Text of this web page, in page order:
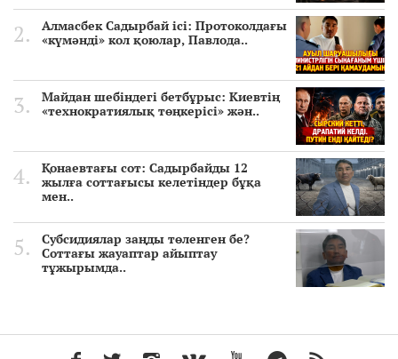
Алмасбек Садырбай ісі: Протоколдағы
«күмәнді» кол қоюлар, Павлода..
Майдан шебіндегі бетбұрыс: Киевтің
«технократиялық төңкерісі» жән..
Қонаевтағы сот: Садырбайды 12
жылға соттағысы келетіндер бұқа
мен..
Субсидиялар заңды төленген бе?
Соттағы жауаптар айыптау
тұжырымда..